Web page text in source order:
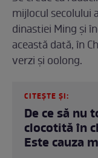
mijlocul secolului
dinastiei Ming și
această dată, în
verzi și oolong.
CITEȘTE ȘI:
De ce să nu
clocotită în
Este cauza